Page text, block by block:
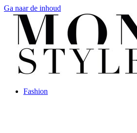
Ga naar de inhoud
Fashion